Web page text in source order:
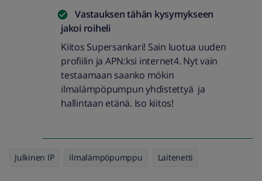
Vastauksen tähän kysymykseen
jakoi roiheli
Kiitos Supersankari! Sain luotua uuden
profiilin ja APN:ksi internet4. Nyt vain
testaamaan saanko mökin
ilmalämpöpumpun yhdistettyä ja
hallintaan etänä. Iso kiitos!
Julkinen IP ilmalämpöpumppu Laitenetti